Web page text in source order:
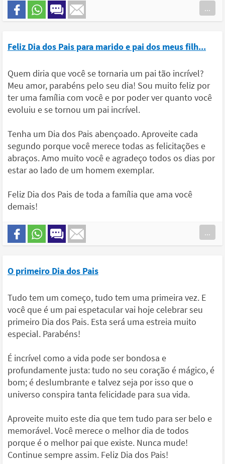
...
Feliz Dia dos Pais para marido e pai dos meus filh...
Quem diria que você se tornaria um pai tão incrível?
Meu amor, parabéns pelo seu dia! Sou muito feliz por
ter uma família com você e por poder ver quanto você
evoluiu e se tornou um pai incrível.
Tenha um Dia dos Pais abençoado. Aproveite cada
segundo porque você merece todas as felicitações e
abraços. Amo muito você e agradeço todos os dias por
estar ao lado de um homem exemplar.
Feliz Dia dos Pais de toda a família que ama você
demais!
...
O primeiro Dia dos Pais
Tudo tem um começo, tudo tem uma primeira vez. E
você que é um pai espetacular vai hoje celebrar seu
primeiro Dia dos Pais. Esta será uma estreia muito
especial. Parabéns!
É incrível como a vida pode ser bondosa e
profundamente justa: tudo no seu coração é mágico, é
bom; é deslumbrante e talvez seja por isso que o
universo conspira tanta felicidade para sua vida.
Aproveite muito este dia que tem tudo para ser belo e
memorável. Você merece o melhor dia de todos
porque é o melhor pai que existe. Nunca mude!
Continue sempre assim. Feliz Dia dos Pais!